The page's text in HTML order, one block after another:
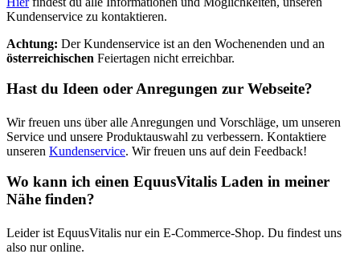
Kundenservice zu kontaktieren.
Achtung: Der Kundenservice ist an den Wochenenden und an
österreichischen Feiertagen nicht erreichbar.
Hast du Ideen oder Anregungen zur Webseite?
Wir freuen uns über alle Anregungen und Vorschläge, um unseren
Service und unsere Produktauswahl zu verbessern. Kontaktiere
unseren Kundenservice. Wir freuen uns auf dein Feedback!
Wo kann ich einen EquusVitalis Laden in meiner
Nähe finden?
Leider ist EquusVitalis nur ein E-Commerce-Shop. Du findest uns
also nur online.